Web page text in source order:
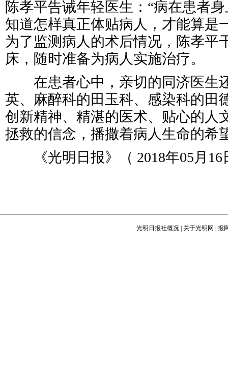
陈孝平告诫年轻医生：“病在患者
知道怎样真正体贴病人，才能算是
为了监测病人的术后情况，陈孝平
床，随时准备为病人实施治疗。
在患者心中，亲切的同济医生
英、麻醉科的田玉科、感染科的田
创新精神、精湛的医术、贴心的人
拯救的信念，播撒着病人生命的希
《光明日报》（ 2018年05月16
光明日报社概况 关于光明网 报